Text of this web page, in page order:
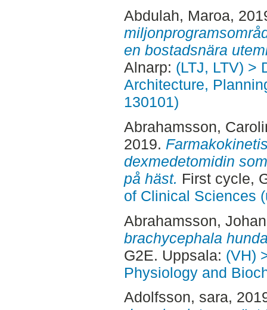
Abdulah, Maroa,
en bostadsnära
Alnarp: (LTJ, LTV) >
Architecture,
130101)
Abrahamsson,
2019.
dexmedetomidin
på häst. First cycle,
of Clinical Sciences
Abrahamsson,
brachycephala
G2E. Uppsala: (VH)
Physiology and
Adolfsson, sara,